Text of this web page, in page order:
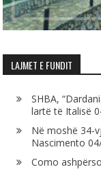
LAJMET E FUNDIT
SHBA,
lartë të Italisë
Në moshë 34-
Nascimento
Como